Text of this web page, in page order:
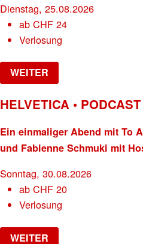
Dienstag, 25.08.2026
abCHF 24
Verlosung
WEITER
HELVETICA • PODCAST
Ein einmaliger Abend mit To
und Fabienne Schmuki mit
Sonntag, 30.08.2026
abCHF 20
Verlosung
WEITER